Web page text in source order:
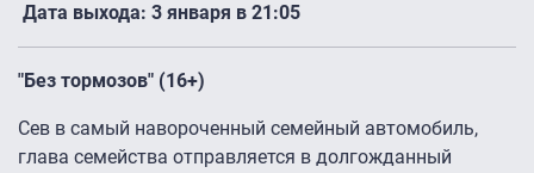
Дата выхода: 3 января в 21:05
"Без тормозов" (16+)
Сев в самый навороченный семейный автомобиль,
глава семейства отправляется в долгожданный